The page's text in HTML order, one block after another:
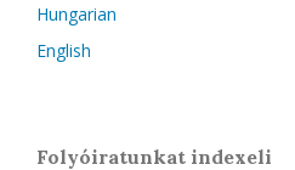
Hungarian
English
Folyóiratunkat indexeli